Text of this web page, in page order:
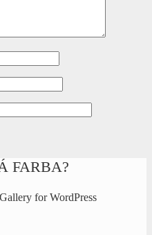
FARBA?